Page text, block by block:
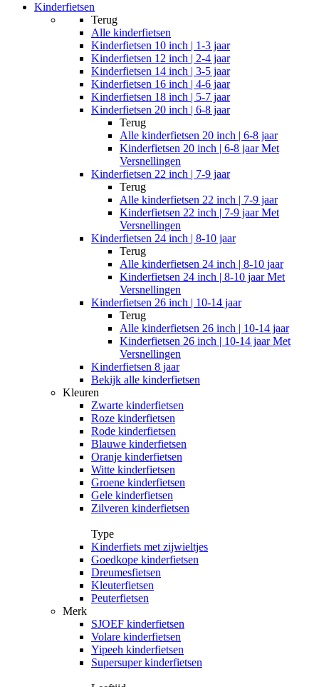
Kinderfietsen
Terug
Alle kinderfietsen
Kinderfietsen 10 inch | 1-3 jaar
Kinderfietsen 12 inch | 2-4 jaar
Kinderfietsen 14 inch | 3-5 jaar
Kinderfietsen 16 inch | 4-6 jaar
Kinderfietsen 18 inch | 5-7 jaar
Kinderfietsen 20 inch | 6-8 jaar
Terug
Alle kinderfietsen 20 inch | 6-8 jaar
Kinderfietsen 20 inch | 6-8 jaar Met
Versnellingen
Kinderfietsen 22 inch | 7-9 jaar
Terug
Alle kinderfietsen 22 inch | 7-9 jaar
Kinderfietsen 22 inch | 7-9 jaar Met
Versnellingen
Kinderfietsen 24 inch | 8-10 jaar
Terug
Alle kinderfietsen 24 inch | 8-10 jaar
Kinderfietsen 24 inch | 8-10 jaar Met
Versnellingen
Kinderfietsen 26 inch | 10-14 jaar
Terug
Alle kinderfietsen 26 inch | 10-14 jaar
Kinderfietsen 26 inch | 10-14 jaar Met
Versnellingen
Kinderfietsen 8 jaar
Bekijk alle kinderfietsen
Kleuren
Zwarte kinderfietsen
Roze kinderfietsen
Rode kinderfietsen
Blauwe kinderfietsen
Oranje kinderfietsen
Witte kinderfietsen
Groene kinderfietsen
Gele kinderfietsen
Zilveren kinderfietsen
Type
Kinderfiets met zijwieltjes
Goedkope kinderfietsen
Dreumesfietsen
Kleuterfietsen
Peuterfietsen
Merk
SJOEF kinderfietsen
Volare kinderfietsen
Yipeeh kinderfietsen
Supersuper kinderfietsen